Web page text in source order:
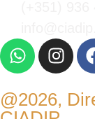
@2026,